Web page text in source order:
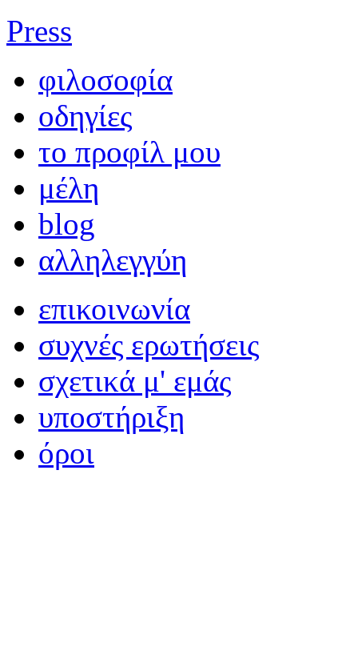
Press
φιλοσοφία
οδηγίες
το προφίλ μου
μέλη
blog
αλληλεγγύη
επικοινωνία
συχνές ερωτήσεις
σχετικά μ' εμάς
υποστήριξη
όροι